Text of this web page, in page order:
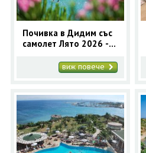
Почивка в Дидим със
самолет Лято 2026 - 7
виж повече